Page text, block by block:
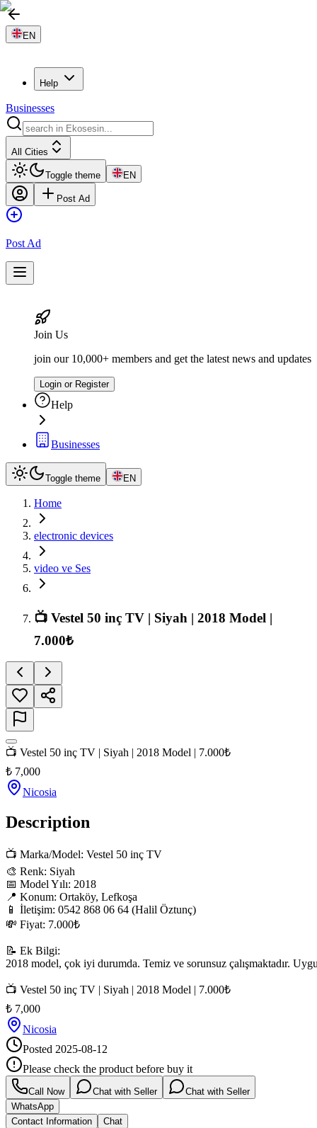
EN
Help
Businesses
All Cities
Toggle theme EN
Post Ad
Post Ad
Join Us
join our 10,000+ members and get the latest news and updates
Login or Register
Help
Businesses
Toggle theme EN
Home
electronic devices
video ve Ses
📺 Vestel 50 inç TV | Siyah | 2018 Model |
7.000₺
📺 Vestel 50 inç TV | Siyah | 2018 Model | 7.000₺
₺ 7,000
Nicosia
Description
📺 Marka/Model: Vestel 50 inç TV
🎨 Renk: Siyah
📅 Model Yılı: 2018
📍 Konum: Ortaköy, Lefkoşa
📱 İletişim: 0542 868 06 64 (Halil Öztunç)
💸 Fiyat: 7.000₺
📝 Ek Bilgi:
2018 model, çok iyi durumda. Temiz ve sorunsuz çalışmaktadır.
📺 Vestel 50 inç TV | Siyah | 2018 Model | 7.000₺
₺ 7,000
Nicosia
Posted 2025-08-12
Please check the product before buy it
Call Now Chat with Seller
Chat with Seller
WhatsApp
Contact Information
Chat